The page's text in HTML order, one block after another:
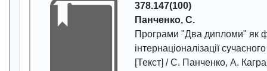
378.147(100)
Панченко, С.
Програми "Два дипломи" як
інтернаціоналізації
[Текст] / С. Панченко, А.